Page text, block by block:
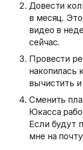
Довести
в месяц.
видео в
сейчас.
Провести
накопилась
вычистить
Сменить
Юкасса
Если будут
мне на почту